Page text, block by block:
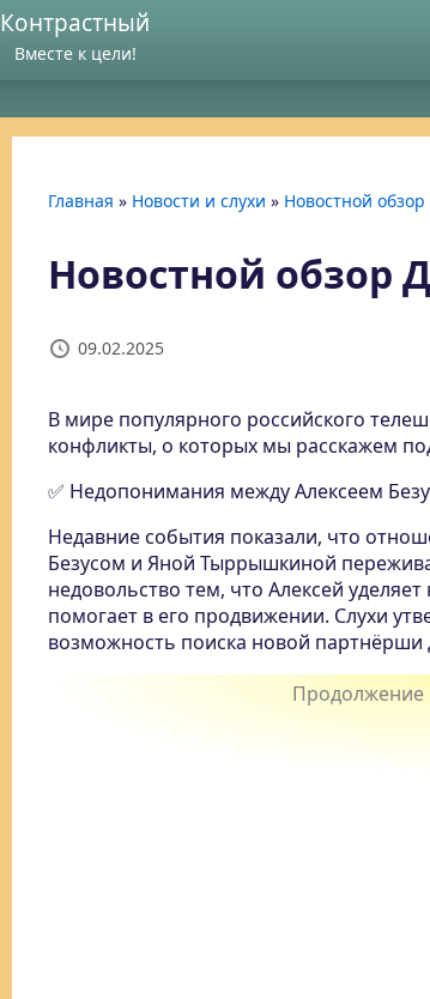
Контрастный
Вместе к цели!
Главная » Новости и слухи » Новостной обзор
Новостной обзор
09.02.2025
В мире популярного российского
конфликты, о которых мы расскажем
✅ Недопонимания между Алексеем
Недавние события показали, что
Безусом и Яной Тыррышкиной
недовольство тем, что Алексей
помогает в его продвижении. Слухи
возможность поиска новой партнёрши